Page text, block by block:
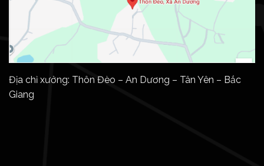
Địa chỉ xưởng: Thôn Đèo – An Dương – Tân Yên – Bắc
Giang